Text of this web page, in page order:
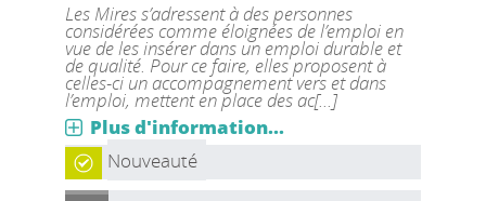
Les Mires s’adressent à des personnes
considérées comme éloignées de l’emploi en
vue de les insérer dans un emploi durable et
de qualité. Pour ce faire, elles proposent à
celles-ci un accompagnement vers et dans
l’emploi, mettent en place des ac[...]
Plus d'information...
Nouveauté